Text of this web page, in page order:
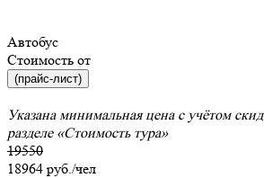
Автобус
Стоимость от
(прайс-лист)
Указана минимальная цена с учётом
разделе «Стоимость тура»
19550
18964 руб./чел